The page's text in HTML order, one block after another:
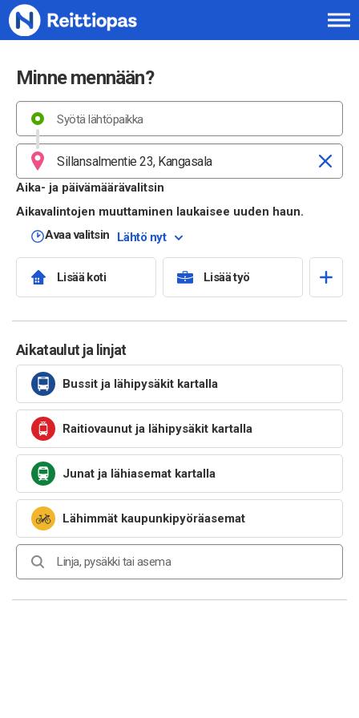
Siirry sisältöön
Minne mennään?
Aika- ja päivämäärävalitsin
Aikavalintojen muuttaminen laukaisee uuden haun.
Avaa valitsin
Lähtö nyt
Lisää koti Lisää työ
Aikataulut ja linjat
Bussit ja lähipysäkit kartalla
Raitiovaunut ja lähipysäkit kartalla
Junat ja lähiasemat kartalla
Lähimmät kaupunkipyöräasemat